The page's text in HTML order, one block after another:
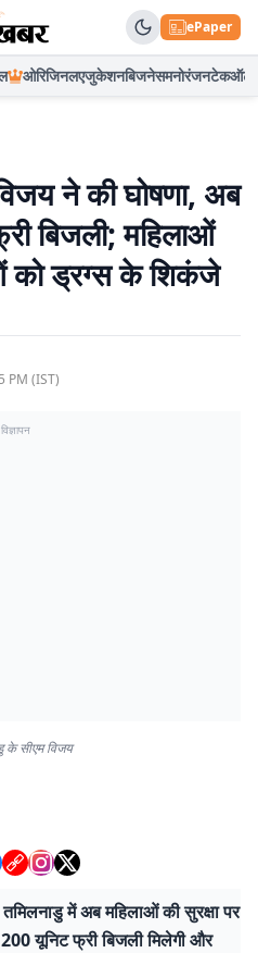
ePaper
ओरिजिनलएजुकेशनबिजनेसमनोरंजनटेकऑटो
ने की घोषणा, अब
बिजली; महिलाओं
को ड्रग्स के शिकंजे
PM (IST)
विज्ञापन
के सीएम विजय
में अब महिलाओं की सुरक्षा पर
यूनिट फ्री बिजली मिलेगी और